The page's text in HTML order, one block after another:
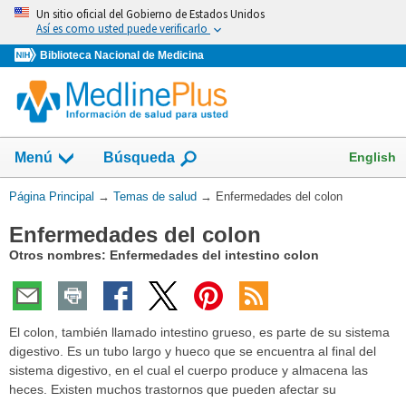
Omita
vaya
al
Contenido
Un sitio oficial del Gobierno de Estados Unidos
Así es como usted puede verificarlo
Biblioteca Nacional de Medicina
Menú
Mostrar
campo
de
Búsqueda English
Usted
aquí:
Página Principal → Temas de salud → Enfermedades del colon
Enfermedades del colon
Otros nombres: Enfermedades del intestino colon
El colon, también llamado intestino grueso, es parte de su sistema
digestivo. Es un tubo largo y hueco que se encuentra al final del
sistema digestivo, en el cual el cuerpo produce y almacena las
heces. Existen muchos trastornos que pueden afectar su